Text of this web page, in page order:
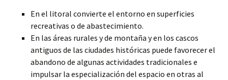
En el litoral convierte el entorno en superficies
recreativas o de abastecimiento.
En las áreas rurales y de montaña y en los cascos
antiguos de las ciudades históricas puede favorecer el
abandono de algunas actividades tradicionales e
impulsar la especialización del espacio en otras al